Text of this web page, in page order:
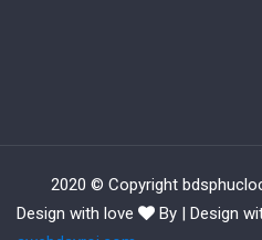
2020 © Copyright
Design with love
By | Design